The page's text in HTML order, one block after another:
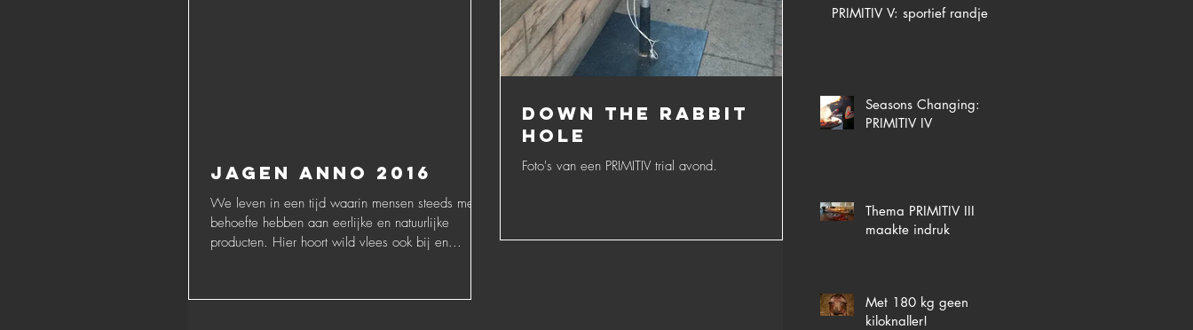
Down the rabbit
hole
Foto's van een PRIMITIV trial avond.
Jagen anno 2016
We leven in een tijd waarin mensen steeds meer
behoefte hebben aan eerlijke en natuurlijke
producten. Hier hoort wild vlees ook bij en...
PRIMITIV V: sportief randje
Seasons Changing:
PRIMITIV IV
Thema PRIMITIV III
maakte indruk
Met 180 kg geen
kiloknaller!